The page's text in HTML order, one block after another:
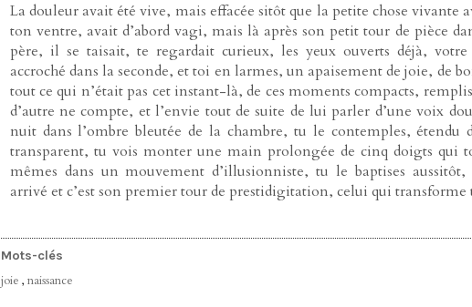
La douleur avait été vive, mais effacée sitôt que la petite chose vivante
ton ventre, avait d’abord vagi, mais là après son petit tour de pièce
père, il se taisait, te regardait curieux, les yeux ouverts déjà,
accroché dans la seconde, et toi en larmes, un apaisement de joie, de
tout ce qui n’était pas cet instant-là, de ces moments compacts,
d’autre ne compte, et l’envie tout de suite de lui parler d’une voix
nuit dans l’ombre bleutée de la chambre, tu le contemples, étendu
transparent, tu vois monter une main prolongée de cinq doigts qui
mêmes dans un mouvement d’illusionniste, tu le baptises
arrivé et c’est son premier tour de prestidigitation, celui qui transforme
Mots-clés
joie , naissance